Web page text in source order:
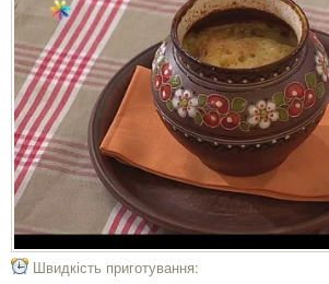
Швидкість приготування: